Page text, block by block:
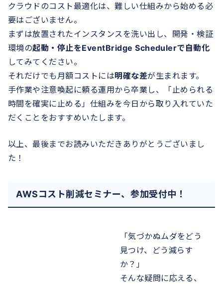
クラウドのコスト最適化は、難しい仕組みから始める必
要はございません。
まずは放置されたインスタンスを洗い出し、開発・検証
環境の起動・停止をEventBridge Schedulerで自動化
してみてください。
それだけでも月額コストには明確な差が生まれます。
手作業や注意喚起に頼る運用から卒業し、「止められる
時間を確実に止める」仕組みを今日から取り入れていた
だくことをおすすめいたします。
以上、最後までお読みいただきありがとうございまし
た！
AWSコスト削減セミナー、参加受付中！
「気づかぬムダをどう
見つけ、どう減らす
か？」
そんな疑問に応える、